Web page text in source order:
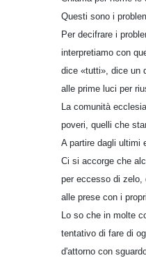
Questi sono i
Per decifrare i
interpretiamo con
dice «tutti», dice un
alle prime luci per
La comunità
poveri, quelli che
A partire dagli ultimi
Ci si accorge che
per eccesso di zelo,
alle prese con i
Lo so che in molte
tentativo di fare di
d'attorno con